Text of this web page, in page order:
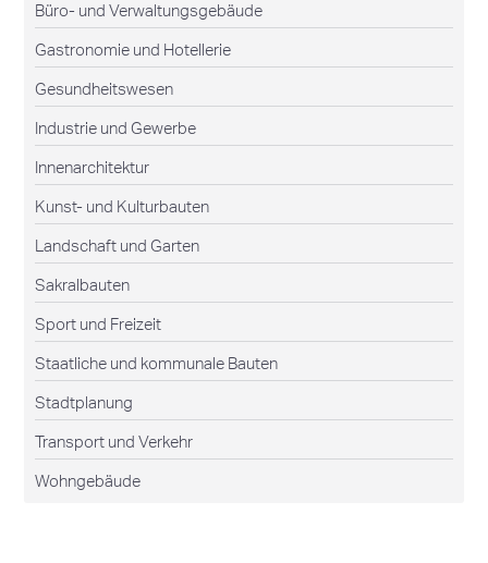
Büro- und Verwaltungsgebäude
Gastronomie und Hotellerie
Gesundheitswesen
Industrie und Gewerbe
Innenarchitektur
Kunst- und Kulturbauten
Landschaft und Garten
Sakralbauten
Sport und Freizeit
Staatliche und kommunale Bauten
Stadtplanung
Transport und Verkehr
Wohngebäude